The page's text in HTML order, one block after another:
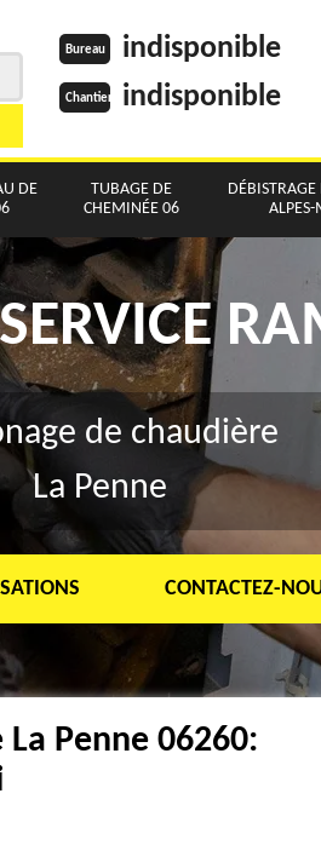
Bureau indisponible
Chantier indisponible
DE
TUBAGE DE
CHEMINÉE 06
de chaudière
La Penne
CONTACTEZ-
Penne 06260: